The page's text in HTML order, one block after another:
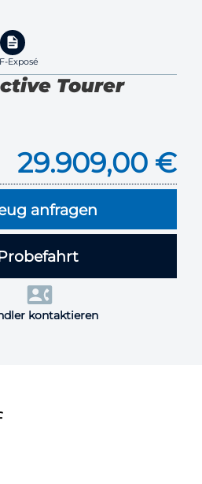
Exposé
Tourer
29.909,00 €
anfragen
kontaktieren